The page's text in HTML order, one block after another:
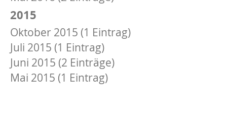
2015
Oktober 2015 (1 Eintrag)
Juli 2015 (1 Eintrag)
Juni 2015 (2 Einträge)
Mai 2015 (1 Eintrag)